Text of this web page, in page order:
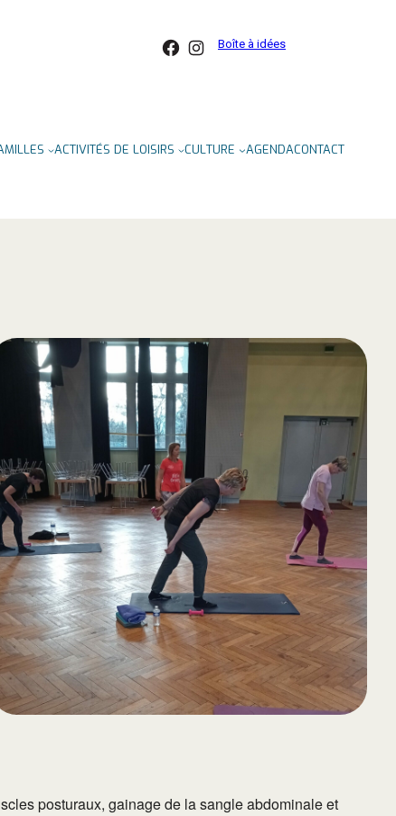
Facebook
Instagram
Boîte à idées
ACTIVITÉS DE LOISIRS CULTURE AGENDACONTACT
Outlook Live
posturaux, gainage de la sangle abdominale et